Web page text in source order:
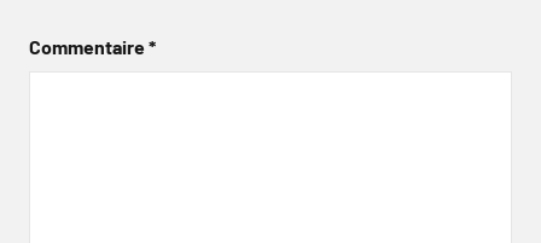
Commentaire*